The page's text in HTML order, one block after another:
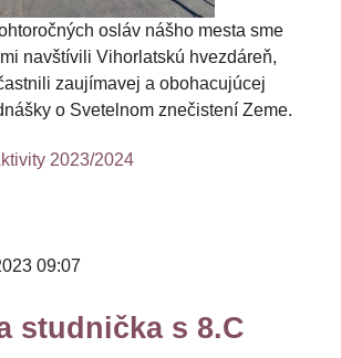
osláv nášho mesta sme
navštívili Vihorlatskú hvezdáreň,
zaujímavej a obohacujúcej
o Svetelnom znečistení Zeme.
2023/2024
09:07
studnička s 8.C